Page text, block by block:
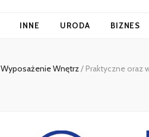
INNE URODA BIZNES
Wyposażenie Wnętrz/ Praktyczne oraz